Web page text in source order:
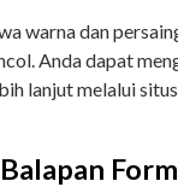
warna dan
Anda dapat
lanjut melalui